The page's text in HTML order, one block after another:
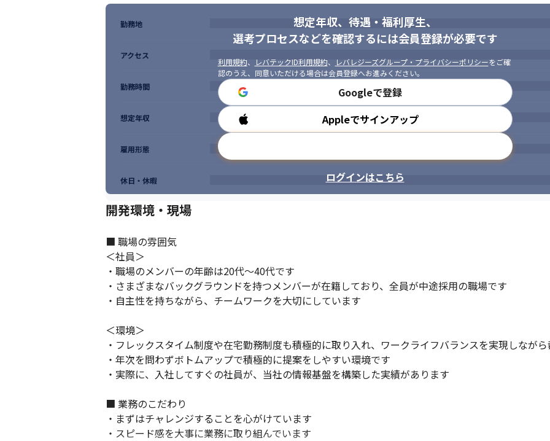
想定年収、待遇・福利厚生、
選考プロセスなどを確認するには会員登録が必要です
利用規約、 レバテックID利用規約、 レバレジーズグループ・プライバシーポリシーをご確
認のうえ、同意いただける場合は会員登録へお進みください。
Googleで登録
Appleでサインアップ
ログインはこちら
勤務地
アクセス
勤務時間
想定年収
雇用形態
休日・休暇
開発環境・現場
■ 職場の雰囲気
＜社員＞
・職場のメンバーの年齢は20代～40代です
・さまざまなバックグラウンドを持つメンバーが在籍しており、全員が中途採用の職場です
・自主性を持ちながら、チームワークを大切にしています
＜環境＞
・フレックスタイム制度や在宅勤務制度も積極的に取り入れ、ワークライフバランスを実現しなが
・年次を問わずボトムアップで積極的に提案をしやすい環境です
・実際に、入社してすぐの社員が、当社の情報基盤を構築した実績があります
■ 業務のこだわり
・まずはチャレンジすることを心がけています
・スピード感を大事に業務に取り組んでいます